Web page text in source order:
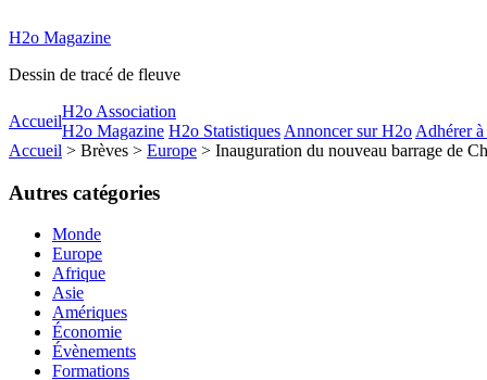
H2o Magazine
Dessin de tracé de fleuve
Accueil
H2o Association
H2o Magazine H2o Statistiques Annoncer sur H2o Adhérer
Accueil > Brèves > Europe > Inauguration du nouveau barrage de
Autres catégories
Monde
Europe
Afrique
Asie
Amériques
Économie
Évènements
Formations